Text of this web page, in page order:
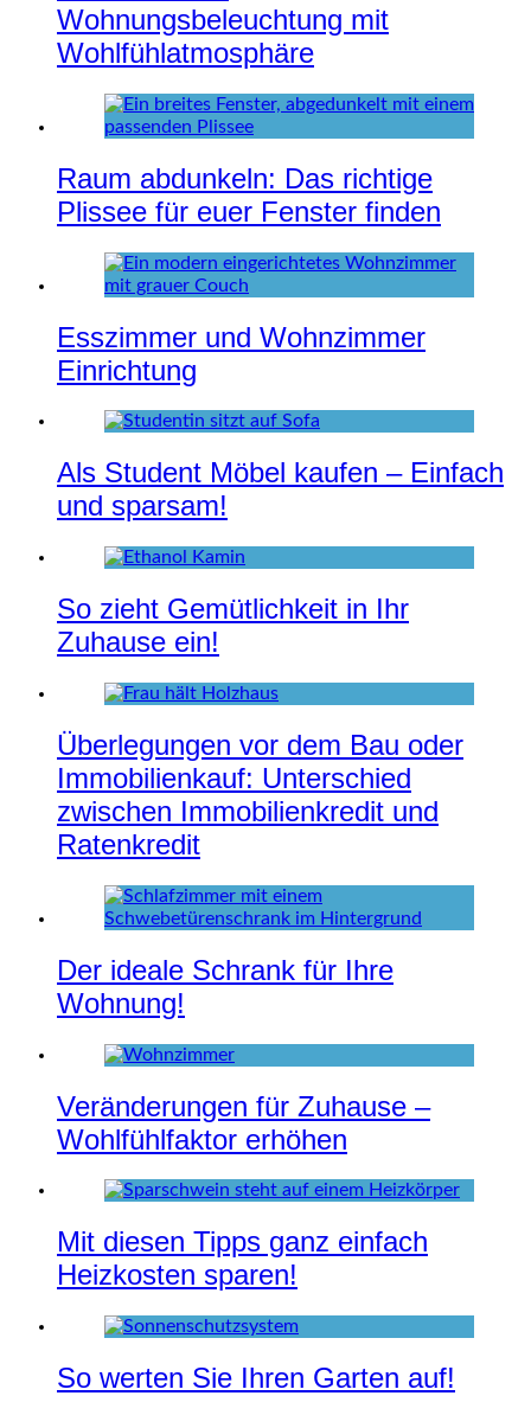
Wohnungsbeleuchtung mit
Wohlfühlatmosphäre
Raum abdunkeln: Das richtige
Plissee für euer Fenster finden
Esszimmer und Wohnzimmer
Einrichtung
Als Student Möbel kaufen – Einfach
und sparsam!
So zieht Gemütlichkeit in Ihr
Zuhause ein!
Überlegungen vor dem Bau oder
Immobilienkauf: Unterschied
zwischen Immobilienkredit und
Ratenkredit
Der ideale Schrank für Ihre
Wohnung!
Veränderungen für Zuhause –
Wohlfühlfaktor erhöhen
Mit diesen Tipps ganz einfach
Heizkosten sparen!
So werten Sie Ihren Garten auf!